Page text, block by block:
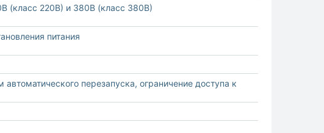
(класс 220В) и 380В (класс 380В)
питания
перезапуска, ограничение доступа к